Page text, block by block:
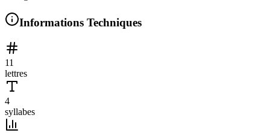
Informations Techniques
11
lettres
4
syllabes